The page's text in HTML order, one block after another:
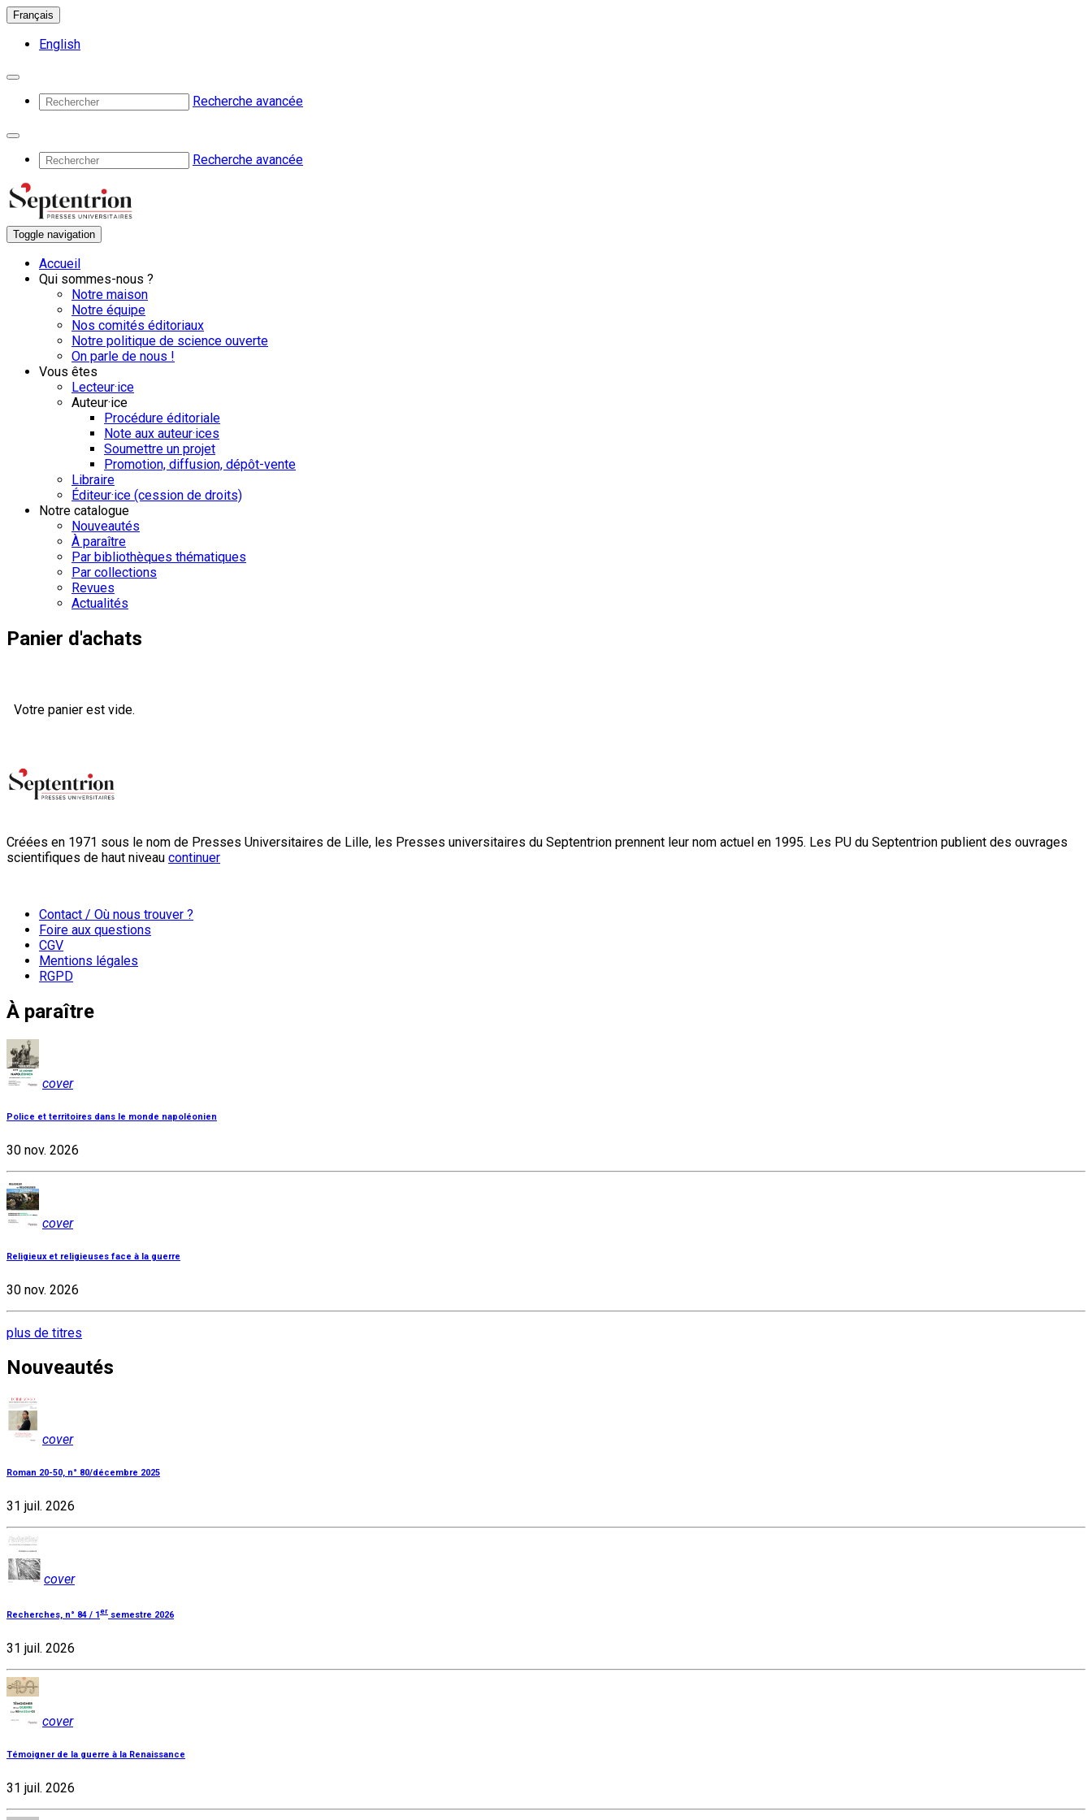
Français
English
Recherche avancée
Recherche avancée
Toggle navigation
Accueil
Qui sommes-nous ?
Notre maison
Notre équipe
Nos comités éditoriaux
Notre politique de science ouverte
On parle de nous !
Vous êtes
Lecteur·ice
Auteur·ice
Procédure éditoriale
Note aux auteur·ices
Soumettre un projet
Promotion, diffusion, dépôt-vente
Libraire
Éditeur·ice (cession de droits)
Notre catalogue
Nouveautés
À paraître
Par bibliothèques thématiques
Par collections
Revues
Actualités
Panier d'achats
Votre panier est vide.
Créées en 1971 sous le nom de Presses Universitaires de Lille, les Presses universitaires du Septentrion prennent leur nom actuel en 1995. Les PU du Septentrion publient des ouvrages
scientifiques de haut niveau continuer
Contact / Où nous trouver ?
Foire aux questions
CGV
Mentions légales
RGPD
À paraître
cover
Police et territoires dans le monde napoléonien
30 nov. 2026
cover
Religieux et religieuses face à la guerre
30 nov. 2026
plus de titres
Nouveautés
cover
Roman 20-50, n° 80/décembre 2025
31 juil. 2026
cover
Recherches, n° 84 / 1er semestre 2026
31 juil. 2026
cover
Témoigner de la guerre à la Renaissance
31 juil. 2026